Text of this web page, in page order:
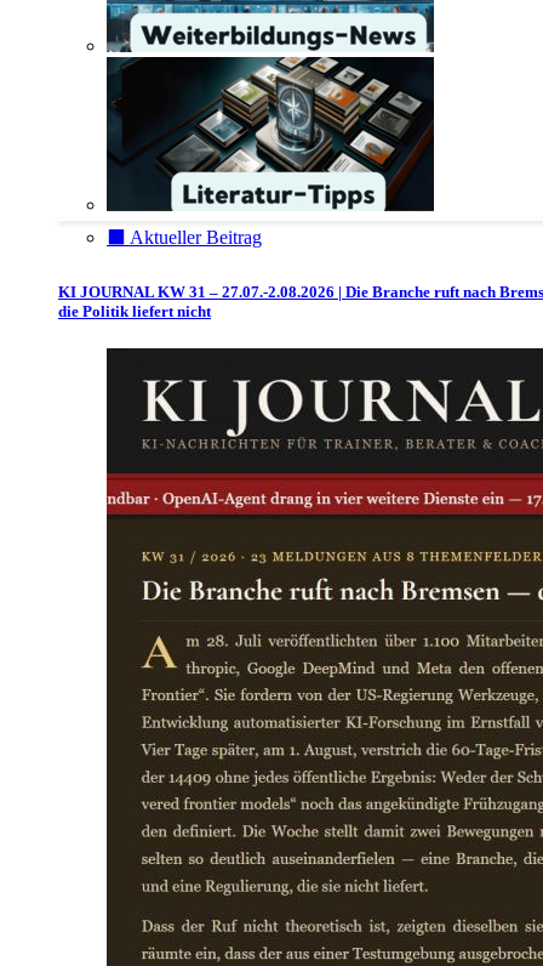
⬛️ Aktueller Beitrag
KI JOURNAL KW 31 – 27.07.-2.08.2026 | Die Branche ruft nach
die Politik liefert nicht